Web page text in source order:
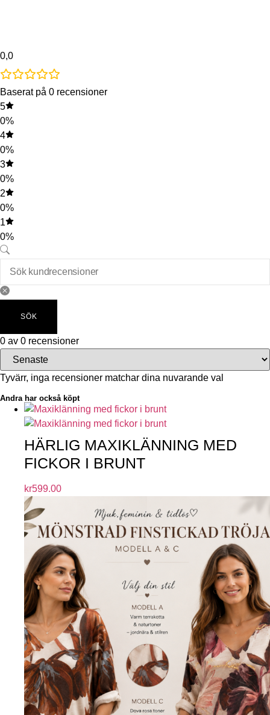
0,0
Baserat på 0 recensioner
5
0%
4
0%
3
0%
2
0%
1
0%
SÖK
0 av 0 recensioner
Tyvärr, inga recensioner matchar dina nuvarande val
Andra har också köpt
HÄRLIG MAXIKLÄNNING MED
FICKOR I BRUNT
kr599.00